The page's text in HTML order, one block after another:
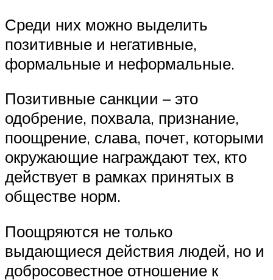
Среди них можно выделить
позитивные и негативные,
формальные и неформальные.
Позитивные санкции – это
одобрение, похвала, признание,
поощрение, слава, почет, которыми
окружающие награждают тех, кто
действует в рамках принятых в
обществе норм.
Поощряются не только
выдающиеся действия людей, но и
добросовестное отношение к